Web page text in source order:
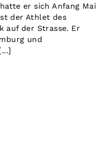
er sich Anfang Mai
der Athlet des
auf der Strasse. Er
und